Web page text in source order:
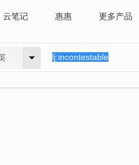
云笔记 惠惠 更多产品